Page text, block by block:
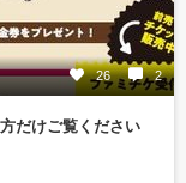
26 2
だけご覧ください